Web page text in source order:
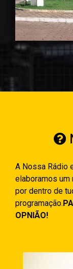
A Nossa Rádio
elaboramos um
por dentro de
programação.
OPNIÃO!